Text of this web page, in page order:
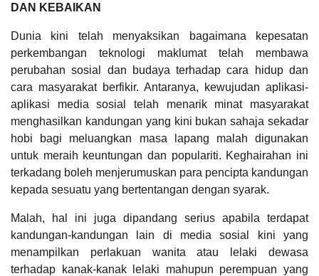
DAN KEBAIKAN
Dunia kini telah menyaksikan bagaimana kepesatan
perkembangan teknologi maklumat telah membawa
perubahan sosial dan budaya terhadap cara hidup dan
cara masyarakat berfikir. Antaranya, kewujudan aplikasi-
aplikasi media sosial telah menarik minat masyarakat
menghasilkan kandungan yang kini bukan sahaja sekadar
hobi bagi meluangkan masa lapang malah digunakan
untuk meraih keuntungan dan populariti. Keghairahan ini
terkadang boleh menjerumuskan para pencipta kandungan
kepada sesuatu yang bertentangan dengan syarak.
Malah, hal ini juga dipandang serius apabila terdapat
kandungan-kandungan lain di media sosial kini yang
menampilkan perlakuan wanita atau lelaki dewasa
terhadap kanak-kanak lelaki mahupun perempuan yang